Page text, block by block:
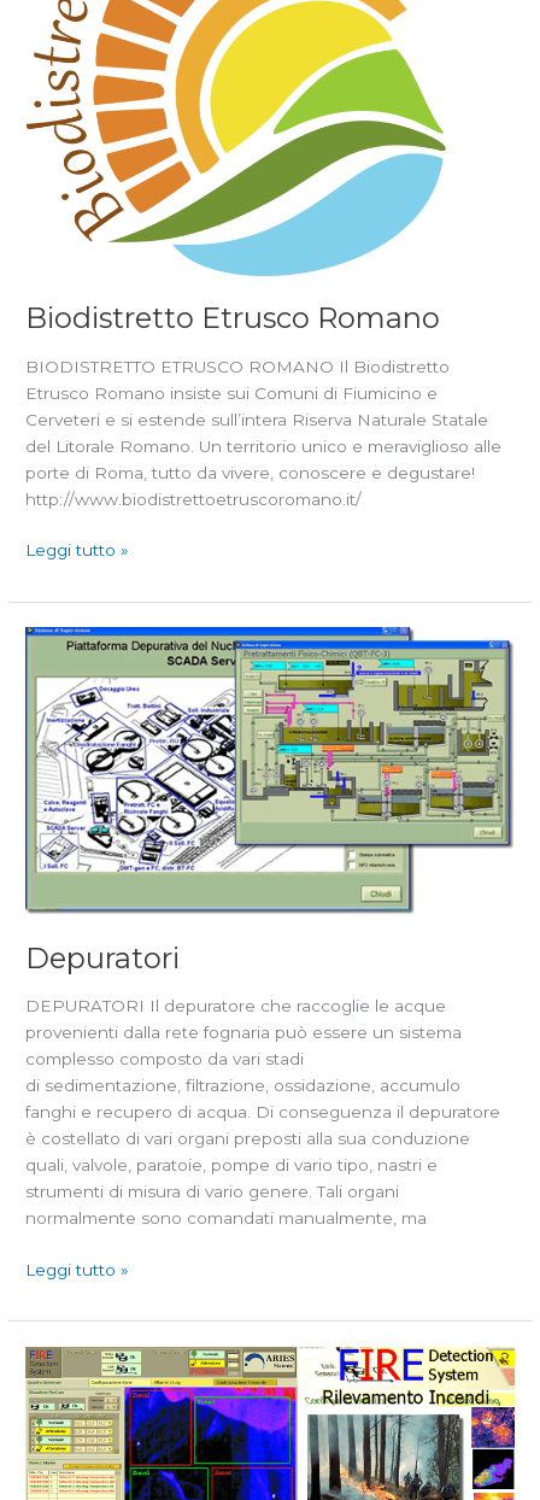
Biodistretto Etrusco Romano
BIODISTRETTO ETRUSCO ROMANO Il Biodistretto
Etrusco Romano insiste sui Comuni di Fiumicino e
Cerveteri e si estende sull’intera Riserva Naturale Statale
del Litorale Romano. Un territorio unico e meraviglioso alle
porte di Roma, tutto da vivere, conoscere e degustare!
http://www.biodistrettoetruscoromano.it/
Leggi tutto »
Depuratori
DEPURATORI Il depuratore che raccoglie le acque
provenienti dalla rete fognaria può essere un sistema
complesso composto da vari stadi
di sedimentazione, filtrazione, ossidazione, accumulo
fanghi e recupero di acqua. Di conseguenza il depuratore
è costellato di vari organi preposti alla sua conduzione
quali, valvole, paratoie, pompe di vario tipo, nastri e
strumenti di misura di vario genere. Tali organi
normalmente sono comandati manualmente, ma
Depuratori
Leggi tutto »
FIRE
Detection
System